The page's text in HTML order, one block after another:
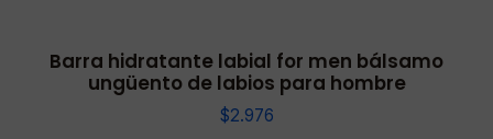
Barra hidratante labial for men bálsamo
ungüento de labios para hombre
$2.976